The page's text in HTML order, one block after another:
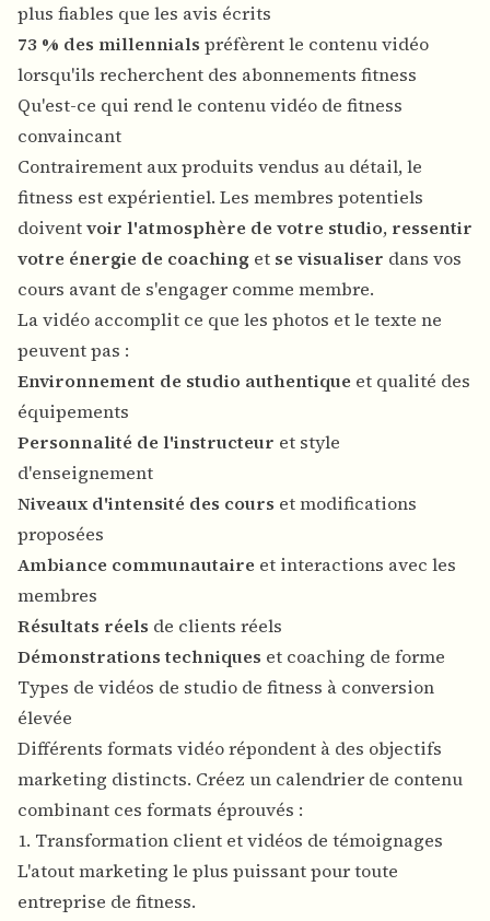
plus fiables que les avis écrits
73 % des millennials préfèrent le contenu vidéo
lorsqu'ils recherchent des abonnements fitness
Qu'est-ce qui rend le contenu vidéo de fitness
convaincant
Contrairement aux produits vendus au détail, le
fitness est expérientiel. Les membres potentiels
doiventvoir l'atmosphère de votre studio, ressentir
votre énergie de coaching et se visualiser dans vos
cours avant de s'engager comme membre.
La vidéo accomplit ce que les photos et le texte ne
peuvent pas :
Environnement de studio authentique et qualité des
équipements
Personnalité de l'instructeur et style
d'enseignement
Niveaux d'intensité des cours et modifications
proposées
Ambiance communautaire et interactions avec les
membres
Résultats réels de clients réels
Démonstrations techniques et coaching de forme
Types de vidéos de studio de fitness à conversion
élevée
Différents formats vidéo répondent à des objectifs
marketing distincts. Créez un calendrier de contenu
combinant ces formats éprouvés :
1. Transformation client et vidéos de témoignages
L'atout marketing le plus puissant pour toute
entreprise de fitness.